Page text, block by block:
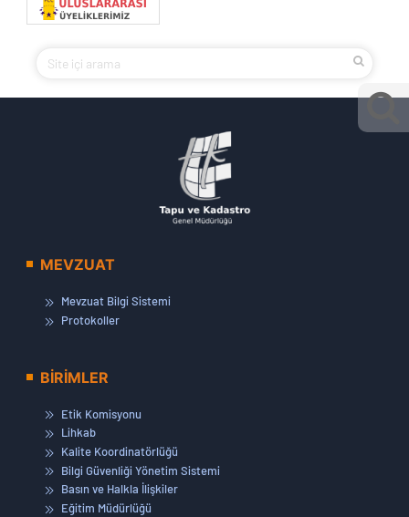
MEVZUAT
Mevzuat Bilgi Sistemi
Protokoller
BİRİMLER
Etik Komisyonu
Lihkab
Kalite Koordinatörlüğü
Bilgi Güvenliği Yönetim Sistemi
Basın ve Halkla İlişkiler
Eğitim Müdürlüğü